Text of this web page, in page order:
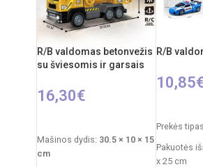
R/B valdomas betonvežis
su šviesomis ir garsais
16,30€
Mašinos dydis: 30.5 × 10 × 15
cm
R/B
10,85
Prekės
Pakuotės
x 25 cm